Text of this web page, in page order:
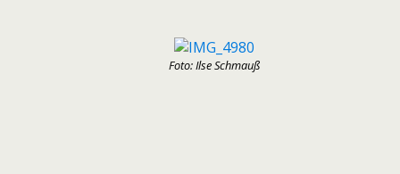
Foto: Ilse Schmauß